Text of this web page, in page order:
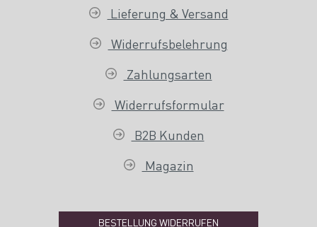
Lieferung & Versand
Widerrufsbelehrung
Zahlungsarten
Widerrufsformular
B2B Kunden
Magazin
BESTELLUNG WIDERRUFEN